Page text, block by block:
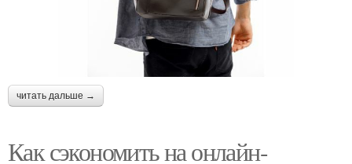
читать дальше →
Как сэкономить на онлайн-